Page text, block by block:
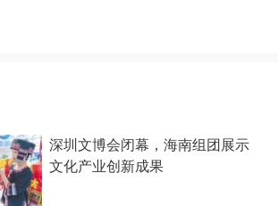
深圳文博会闭幕，海南组团展示
文化产业创新成果